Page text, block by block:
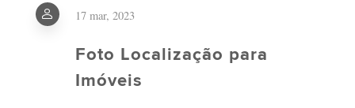
17 mar, 2023
Foto Localização para
Imóveis